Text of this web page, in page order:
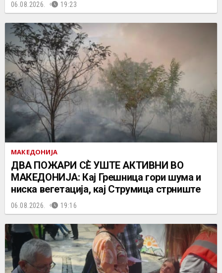
06.08.2026. 19:23
МАКЕДОНИЈА
ДВА ПОЖАРИ СÈ УШТЕ АКТИВНИ ВО
МАКЕДОНИЈА: Кај Грешница гори шума и
ниска вегетација, кај Струмица стрниште
06.08.2026. 19:16